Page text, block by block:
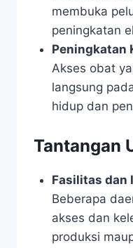
membuka
peningkatan
Peningkatan
Akses obat
langsung
hidup dan
Tantangan
Fasilitas dan
Beberapa
akses dan
produksi